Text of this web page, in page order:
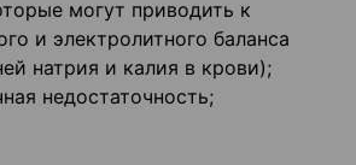
могут приводить к
и электролитного баланса
натрия и калия в крови);
недостаточность;